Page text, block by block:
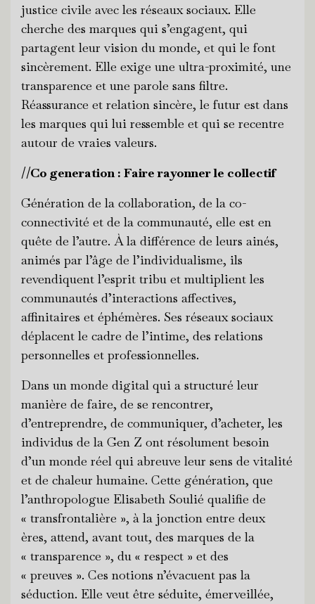
justice civile avec les réseaux sociaux. Elle
cherche des marques qui s’engagent, qui
partagent leur vision du monde, et qui le font
sincèrement. Elle exige une ultra-proximité, une
transparence et une parole sans filtre.
Réassurance et relation sincère, le futur est dans
les marques qui lui ressemble et qui se recentre
autour de vraies valeurs.
//Co generation : Faire rayonner le collectif
Génération de la collaboration, de la co-
connectivité et de la communauté, elle est en
quête de l’autre. À la différence de leurs ainés,
animés par l’âge de l’individualisme, ils
revendiquent l’esprit tribu et multiplient les
communautés d’interactions affectives,
affinitaires et éphémères. Ses réseaux sociaux
déplacent le cadre de l’intime, des relations
personnelles et professionnelles.
Dans un monde digital qui a structuré leur
manière de faire, de se rencontrer,
d’entreprendre, de communiquer, d’acheter, les
individus de la Gen Z ont résolument besoin
d’un monde réel qui abreuve leur sens de vitalité
et de chaleur humaine. Cette génération, que
l’anthropologue Elisabeth Soulié qualifie de
« transfrontalière », à la jonction entre deux
ères, attend, avant tout, des marques de la
« transparence », du « respect » et des
« preuves ». Ces notions n’évacuent pas la
séduction. Elle veut être séduite, émerveillée,